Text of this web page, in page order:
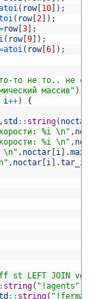
( row[ 10 ) ;
( row[2 ) ;
row[3
;
( row[9 ) ;
atoi( row[6 ) ;
то не то.. не
массив" )
i++)
{
, std :: string( noctar
%i \n" ,
%i \n" ,
\n" , noctar i .
, noctar i .tar_id
st LEFT JOIN
string( "!agents"
:: string(